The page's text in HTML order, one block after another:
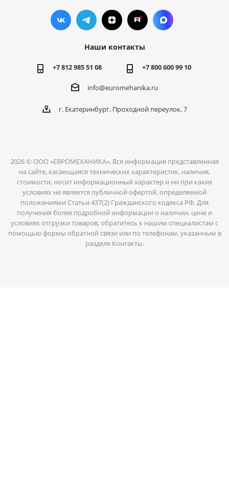
Наши контакты
+7 812 985 51 08 +7 800 600 99 10
info@euromehanika.ru
г. Екатеринбург, Проходной переулок, 7
2026 © ООО «ЕВРОМЕХАНИКА». Вся информация представленная
на сайте, касающаяся технических характеристик, наличия,
стоимости, носит информационный характер и ни при каких
условиях не является публичной офертой, определяемой
положениями Статьи 437(2) Гражданского кодекса РФ. Для
получения более подробной информации о наличии, цене и
условиях отгрузки товаров, обратитесь к нашим специалистам с
помощью формы обратной связи или по телефонам, указанным в
разделе Контакты.